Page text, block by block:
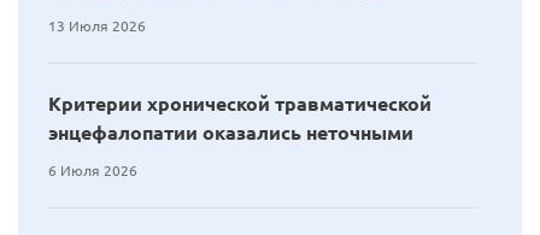
13 Июля 2026
Критерии хронической травматической
энцефалопатии оказались неточными
6 Июля 2026